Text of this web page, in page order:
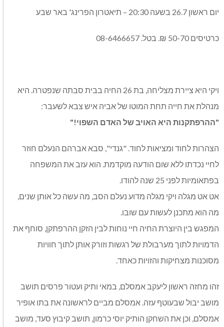
יום ראשון 26.7 בשעה 20:30 – תיאטרון הפרינג' באר שבע
כרטיסים 50-70 ₪. בטל. 08-6466657
ויקי היא ציירת מצליחה, בת 26 החיה בבית סבתה שנפטרה. היא
מנהלת את חייה תחת המוטו של אביה איש צבא לשעבר:
"ההרפתקנות היא האויב של האדם השפוי!"
הצהרות לחוד ומציאות לחוד. "גנדי", סבא אברהם הנעלם חוזר
לחיי נכדתו ללא שום הודעה מוקדמת. הוא עזב את המשפחה
בפתאומיות לפני 25 שנה להודו.
אט אט מגלה ויקי מגלה מדוע נעלם הסב, מה עשה כל אותן שנים,
מה הוא מתכנן לעשות עם שובו.
המפגש בין היוצרת החיה חיי נוחות לבין הזקן ההרפתקן, סוחף את
הדמויות לתוך מערבולת של רגשות וזורק אותן לתוך חוויות
מסוכנות מצחיקות והזויות כאחד.
זהו מחזה ראשון ליעקב אמסלם, במאי ותיק ועטור פרסים תושב
מושב יבול שבעוטף עזה. אמסלם מביים לראשונה את בתו אופיר
אמסלם, וכן את השחקן הותיק יוסי כרמון, תושב קיבוץ סעד, מושב